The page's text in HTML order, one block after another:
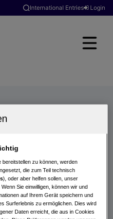
International Entries Login
bereitstellen zu können, werden
die zum Teil technisch
), oder aber helfen sollen, unser
Sie einwilligen, können wir und
auf Ihrem Gerät speichern und
Surferlebnis zu ermöglichen. Dies wird
Daten erreicht, die aus in Cookies